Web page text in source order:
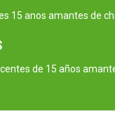
15 anos amantes de
de 15 años